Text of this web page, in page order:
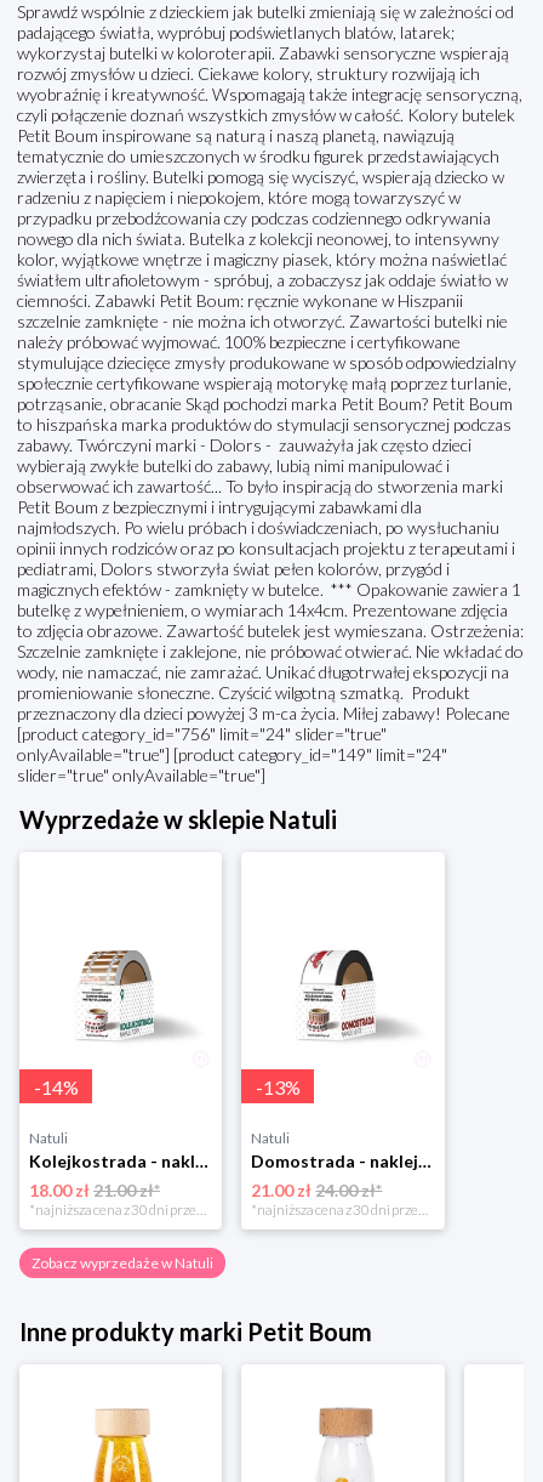
Sprawdź wspólnie z dzieckiem jak butelki zmieniają się w zależności od
padającego światła, wypróbuj podświetlanych blatów, latarek;
wykorzystaj butelki w koloroterapii. Zabawki sensoryczne wspierają
rozwój zmysłów u dzieci. Ciekawe kolory, struktury rozwijają ich
wyobraźnię i kreatywność. Wspomagają także integrację sensoryczną,
czyli połączenie doznań wszystkich zmysłów w całość. Kolory butelek
Petit Boum inspirowane są naturą i naszą planetą, nawiązują
tematycznie do umieszczonych w środku figurek przedstawiających
zwierzęta i rośliny. Butelki pomogą się wyciszyć, wspierają dziecko w
radzeniu z napięciem i niepokojem, które mogą towarzyszyć w
przypadku przebodźcowania czy podczas codziennego odkrywania
nowego dla nich świata. Butelka z kolekcji neonowej, to intensywny
kolor, wyjątkowe wnętrze i magiczny piasek, który można naświetlać
światłem ultrafioletowym - spróbuj, a zobaczysz jak oddaje światło w
ciemności. Zabawki Petit Boum: ręcznie wykonane w Hiszpanii
szczelnie zamknięte - nie można ich otworzyć. Zawartości butelki nie
należy próbować wyjmować. 100% bezpieczne i certyfikowane
stymulujące dziecięce zmysły produkowane w sposób odpowiedzialny
społecznie certyfikowane wspierają motorykę małą poprzez turlanie,
potrząsanie, obracanie Skąd pochodzi marka Petit Boum? Petit Boum
to hiszpańska marka produktów do stymulacji sensorycznej podczas
zabawy. Twórczyni marki - Dolors - zauważyła jak często dzieci
wybierają zwykłe butelki do zabawy, lubią nimi manipulować i
obserwować ich zawartość... To było inspiracją do stworzenia marki
Petit Boum z bezpiecznymi i intrygującymi zabawkami dla
najmłodszych. Po wielu próbach i doświadczeniach, po wysłuchaniu
opinii innych rodziców oraz po konsultacjach projektu z terapeutami i
pediatrami, Dolors stworzyła świat pełen kolorów, przygód i
magicznych efektów - zamknięty w butelce. *** Opakowanie zawiera 1
butelkę z wypełnieniem, o wymiarach 14x4cm. Prezentowane zdjęcia
to zdjęcia obrazowe. Zawartość butelek jest wymieszana. Ostrzeżenia:
Szczelnie zamknięte i zaklejone, nie próbować otwierać. Nie wkładać do
wody, nie namaczać, nie zamrażać. Unikać długotrwałej ekspozycji na
promieniowanie słoneczne. Czyścić wilgotną szmatką. Produkt
przeznaczony dla dzieci powyżej 3 m-ca życia. Miłej zabawy! Polecane
[product category_id="756" limit="24" slider="true"
onlyAvailable="true"] [product category_id="149" limit="24"
slider="true" onlyAvailable="true"]
Wyprzedaże w sklepie Natuli
-14%
Natuli
Kolejkostrada - naklejaj tory Zuzutoys
18.00 zł21.00 zł*
*najniższa cena z 30 dni przed obniżką
-13%
Natuli
Domostrada - naklejaj ulice Zuzutoys
21.00 zł 24.00 zł*
*najniższa cena z 30 dni przed obniżką
Zobacz wyprzedaże w Natuli
Inne produkty marki Petit Boum